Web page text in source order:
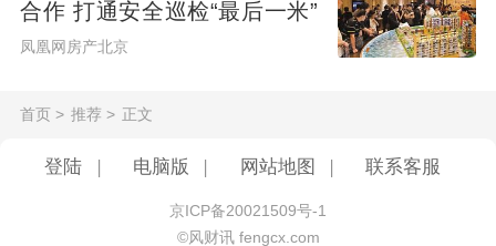
2026年城市体检工作的全面部署，标志着我
市”到“管城市”再到“治城市”，我国正逐步探
索出一条具有中国特色的城市现代化治理道
路。城市体检不是一次性的专项运动，而是
常态化的制度安排，将成为未来城市工作
合作 打通安全巡检“最后一米”
凤凰网房产北京
首页 > 推荐 > 正文
登陆 电脑版 网站地图 联系客服
京ICP备20021509号-1
©风财讯 fengcx.com